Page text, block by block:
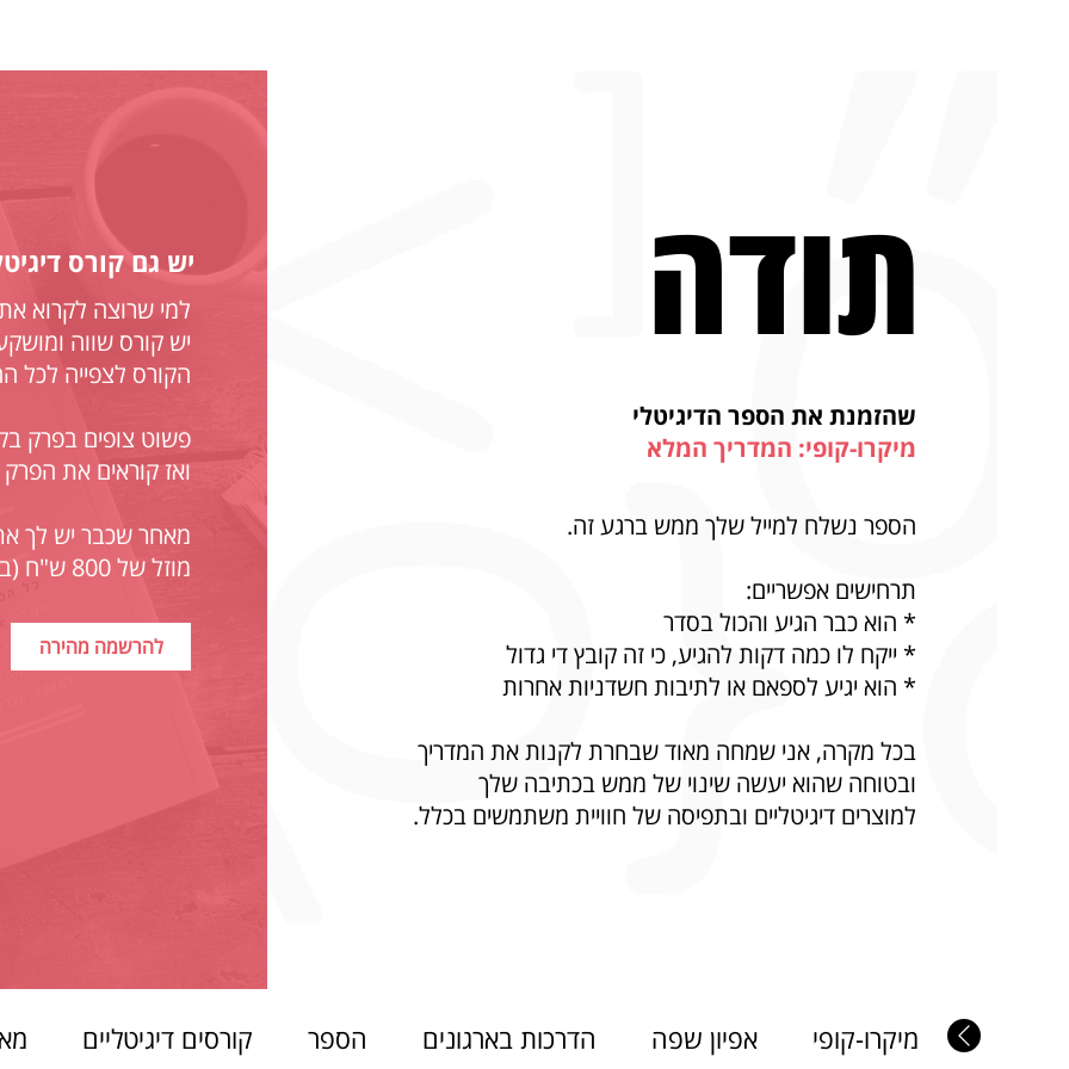
יש גם קורס
למי שרוצה לקרוא
יש קורס שווה
הקורס לצפייה לכל
פשוט צופים בפרק
ואז קוראים את
מאחר שכבר יש לך
מוזל של 800 ש"ח (במקום 950, ואפשר גם בתשלומים).
להרשמה מהירה
תודה
שהזמנת את הספר הדיגיטלי
מיקרו-קופי: המדריך המלא
הספר נשלח למייל שלך ממש ברגע זה.
תרחישים אפשריים:
* הוא כבר הגיע והכול בסדר
* ייקח לו כמה דקות להגיע, כי זה קובץ די גדול
* הוא יגיע לספאם או לתיבות חשדניות אחרות
בכל מקרה, אני שמחה מאוד שבחרת לקנות את המדריך
ובטוחה שהוא יעשה שינוי של ממש בכתיבה שלך
למוצרים דיגיטליים ובתפיסה של חוויית משתמשים בכלל.
מיקרו-קופי אפיון שפה הדרכות בארגונים הספר קורסים דיגיטליים